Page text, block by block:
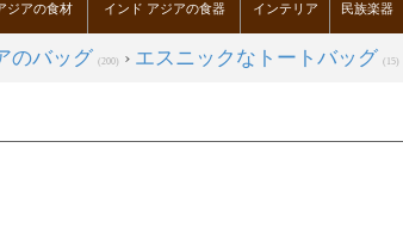
ジアの食材 インド アジアの食器 インテリア 民族楽器
のバッグ (200) › エスニックなトートバッグ (15)